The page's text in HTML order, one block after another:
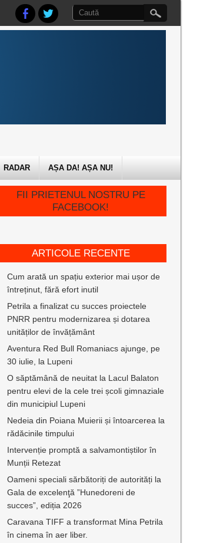
RADAR AȘA DA! AȘA NU!
FII PRIETENUL NOSTRU PE
FACEBOOK!
ARTICOLE RECENTE
Cum arată un spațiu exterior mai ușor de
întreținut, fără efort inutil
Petrila a finalizat cu succes proiectele
PNRR pentru modernizarea și dotarea
unităților de învățământ
Aventura Red Bull Romaniacs ajunge, pe
30 iulie, la Lupeni
O săptămână de neuitat la Lacul Balaton
pentru elevi de la cele trei școli gimnaziale
din municipiul Lupeni
Nedeia din Poiana Muierii și întoarcerea la
rădăcinile timpului
Intervenție promptă a salvamontiștilor în
Munții Retezat
Oameni speciali sărbătoriți de autorități la
Gala de excelenţă ”Hunedoreni de
succes”, ediția 2026
Caravana TIFF a transformat Mina Petrila
în cinema în aer liber.